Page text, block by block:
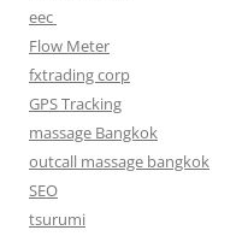
eec
Flow Meter
fxtrading corp
GPS Tracking
massage Bangkok
outcall massage bangkok
SEO
tsurumi